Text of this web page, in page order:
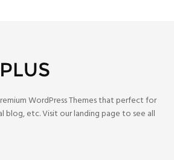
WordPress Themes that perfect for
blog, etc. Visit our landing page to see all